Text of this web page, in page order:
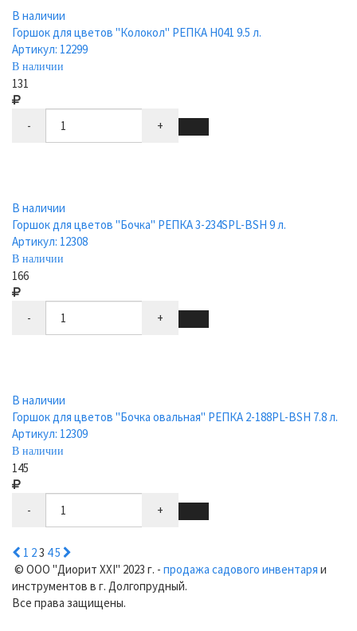
В наличии
Горшок для цветов "Колокол" РЕПКА Н041 9.5 л.
Артикул: 12299
В наличии
131
- +
В наличии
Горшок для цветов "Бочка" РЕПКА 3-234SPL-BSH 9 л.
Артикул: 12308
В наличии
166
- +
В наличии
Горшок для цветов "Бочка овальная" РЕПКА 2-188PL-BSH 7.8 л.
Артикул: 12309
В наличии
145
- +
1 23 45
© ООО "Диорит XXI" 2023 г. - продажа садового инвентаря и
инструментов в г. Долгопрудный.
Все права защищены.